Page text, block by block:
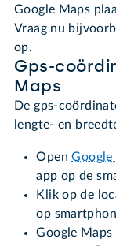
Google Maps
Vraag nu
op.
Gps-
Maps
De gps-
lengte- en
OpenGoogle
app op de
Klik op de
op
Google